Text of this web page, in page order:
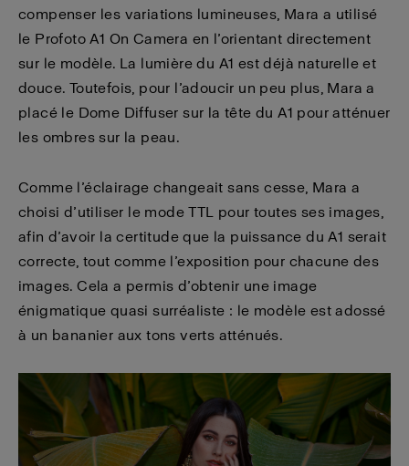
compenser les variations lumineuses, Mara a utilisé
le Profoto A1 On Camera en l’orientant directement
sur le modèle. La lumière du A1 est déjà naturelle et
douce. Toutefois, pour l’adoucir un peu plus, Mara a
placé le Dome Diffuser sur la tête du A1 pour atténuer
les ombres sur la peau.
Comme l’éclairage changeait sans cesse, Mara a
choisi d’utiliser le mode TTL pour toutes ses images,
afin d’avoir la certitude que la puissance du A1 serait
correcte, tout comme l’exposition pour chacune des
images. Cela a permis d’obtenir une image
énigmatique quasi surréaliste : le modèle est adossé
à un bananier aux tons verts atténués.